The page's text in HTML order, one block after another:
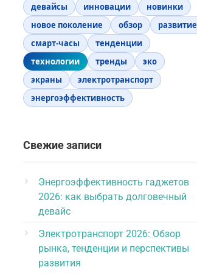
девайсы
инновации
новинки
новое поколение
обзор
развитие
смарт-часы
тенденции
технологии
тренды
эко
экраны
электротранспорт
энергоэффективность
Свежие записи
Энергоэффективность гаджетов
2026: как выбрать долговечный
девайс
Электротранспорт 2026: Обзор
рынка, тенденции и перспективы
развития